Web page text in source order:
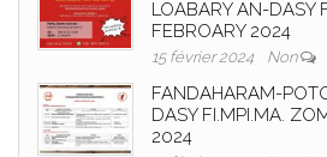
LOABARY AN-DASY
FEBROARY 2024
15 février 2024 Non
FANDAHARAM-
DASY FI.MPI.MA.
2024